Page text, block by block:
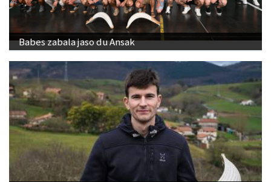
Babes zabala jaso du Ansak